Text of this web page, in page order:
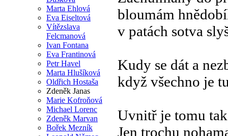
Marta Ehlová
Eva Eiseltová
Vítězslava
Felcmanová
Ivan Fontana
Eva Frantinová
Petr Havel
Marta Hlušíková
Oldřich Hostaša
Zdeněk Janas
Marie Kofroňová
Michael Lorenc
Zdeněk Marvan
Bořek Mezník
bloumám
v patách sotva
Kudy se dát a
když všechno je
Uvnitř je tomu
Jen trochu